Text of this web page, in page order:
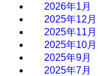
2026年1月
2025年12月
2025年11月
2025年10月
2025年9月
2025年7月